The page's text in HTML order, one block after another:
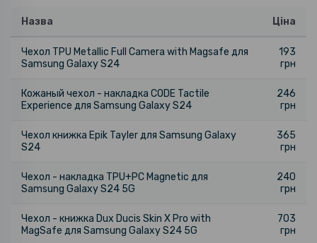
Назва Ціна
Чехол TPU Metallic Full Camera with Magsafe для
Samsung Galaxy S24
193
грн
Кожаный чехол - накладка CODE Tactile
Experience для Samsung Galaxy S24
246
грн
Чехол книжка Epik Tayler для Samsung Galaxy
S24
365
грн
Чехол - накладка TPU+PC Magnetic для
Samsung Galaxy S24 5G
240
грн
Чехол - книжка Dux Ducis Skin X Pro with
MagSafe для Samsung Galaxy S24 5G
703
грн